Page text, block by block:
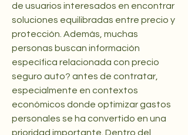
de usuarios interesados en encontrar
soluciones equilibradas entre precio y
protección. Además, muchas
personas buscan información
específica relacionada con precio
seguro auto? antes de contratar,
especialmente en contextos
económicos donde optimizar gastos
personales se ha convertido en una
prioridad importante. Dentro del